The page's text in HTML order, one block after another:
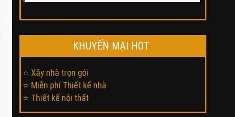
KHUYẾN MẠI HOT
⭐ Xây nhà trọn gói
⭐ Miễn phí Thiết kế nhà
⭐ Thiết kế nội thất